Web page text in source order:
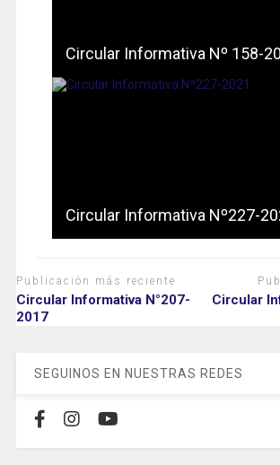
Circular Informativa Nº 158-
Circular Informativa Nº227-
Publicación más reciente
Circular Informativa N°207-
2017
Circular
SEGUINOS EN NUESTRAS REDES